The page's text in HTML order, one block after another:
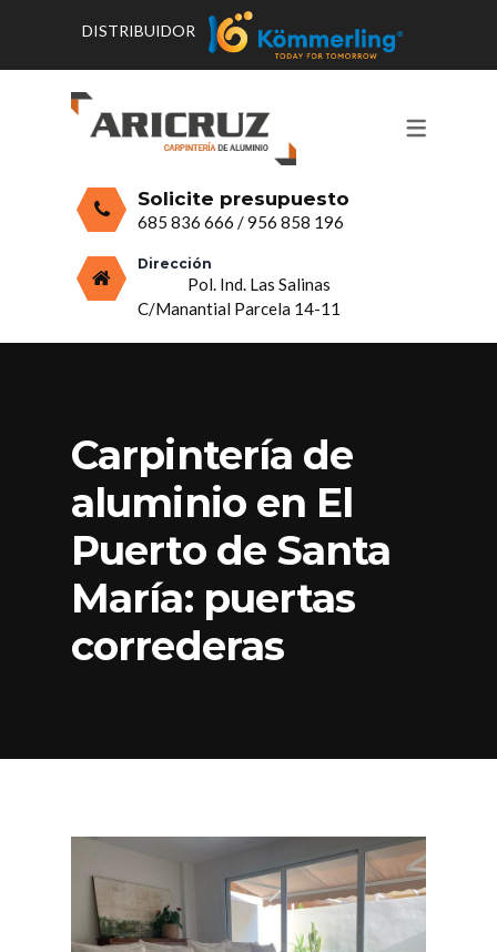
PRODUCTOS
PUERTAS, VENTANAS Y
CERRAMIENTOS, PORCHES Y TECHOS
ALUMINIO
CONTACTO Y HORARIOS
PRESUPUESTO
DISTRIBUIDOR
Solicite presupuesto
685 836 666 /956 858 196
Dirección
Pol. Ind. Las Salinas
C/Manantial Parcela 14-11
Carpintería de
aluminio en El
Puerto de Santa
María: puertas
correderas